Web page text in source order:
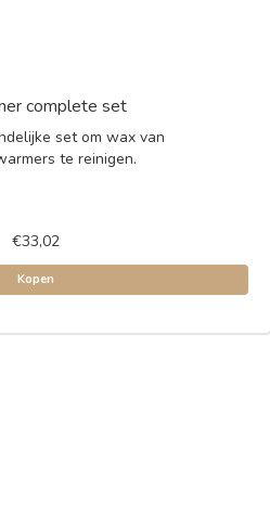
complete set
set om wax van
te reinigen.
€33,02
Kopen